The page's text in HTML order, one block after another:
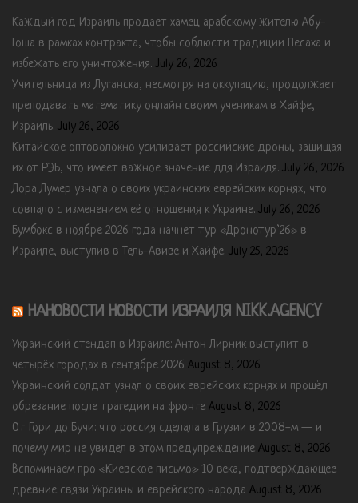
Каждый год Израиль продает хамец арабскому жителю Абу-
Гоша в рамках контракта, чтобы соблюсти традиции Песаха и
избежать его уничтожения. July 26, 2026
Учительница из Луганска, несмотря на оккупацию, продолжает
преподавать математику онлайн своим ученикам в Хайфе,
Израиль. July 26, 2026
Китайское оптоволокно усиливает российские дроны, защищая
их от РЭБ, что имеет важное значение для Израиля. July 26, 2026
Лора Лумер узнала о своих украинских еврейских корнях, что
совпало с изменением её отношения к Украине. July 26, 2026
Бумбокс в ноябре 2026 года начнет тур «Дронотур’26» в
Израиле, выступив в Тель-Авиве и Хайфе. July 25, 2026
НАНОВОСТИ НОВОСТИ ИЗРАИЛЯ NIKK.AGENCY
Украинский стендап в Израиле: Антон Лирник выступит в
четырёх городах в сентябре 2026 August 8, 2026
Украинский солдат узнал о своих еврейских корнях и прошёл
обрезание после трагедии на фронте August 8, 2026
От Гори до Бучи: что россия сделала в Грузии в 2008-м — и
почему мир не увидел в этом предупреждение August 8, 2026
Вспоминаем про «Киевское письмо» 10 века, подтверждающее
древние связи Украины и еврейского народа August 8, 2026